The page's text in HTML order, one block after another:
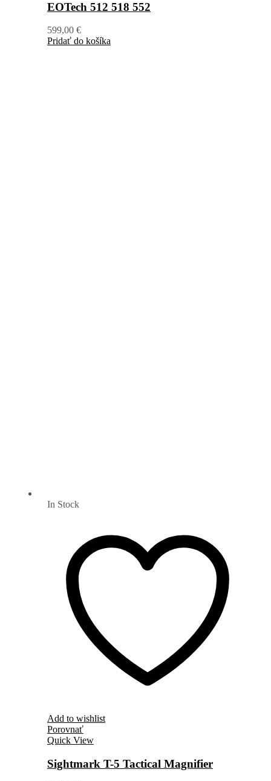
EOTech 512 518 552
599,00 €
Pridať do košíka
In Stock
Add to wishlist
Porovnať
Quick View
Sightmark T-5 Tactical Magnifier